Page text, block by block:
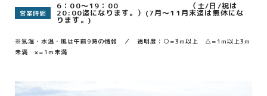
営業時間
6：00～19：00 （土/日/祝は
20:00迄になります。）(7月～11月末迄は無休にな
ります。)
※気温・水温・風は午前9時の情報 ／ 透明度：○=3m以上 △=1m以上3m
未満 ×=1m未満